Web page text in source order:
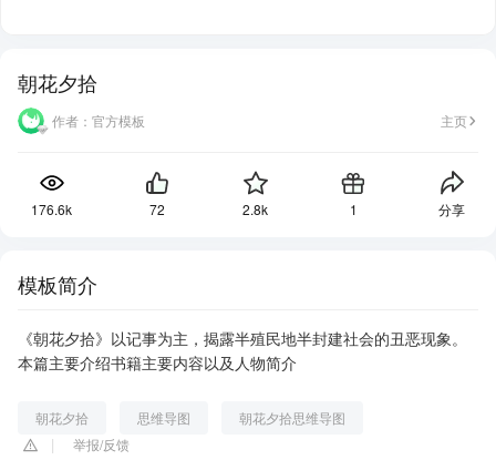
朝花夕拾
作者： 官方模板 主页
176.6k 72 2.8k 1 分享
模板简介
《朝花夕拾》以记事为主，揭露半殖民地半封建社会的丑恶现象。
本篇主要介绍书籍主要内容以及人物简介
朝花夕拾 思维导图
朝花夕拾思维导图
举报/反馈